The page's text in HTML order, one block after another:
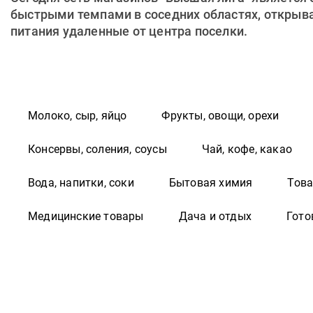
быстрыми темпами в соседних областях,
питания удаленные от центра поселки.
Молоко, сыр, яйцо Фрукты, овощи, орехи
Консервы, соления, соусы Чай, кофе, какао
Вода, напитки, соки Бытовая химия
Медицинские товары Дача и отдых